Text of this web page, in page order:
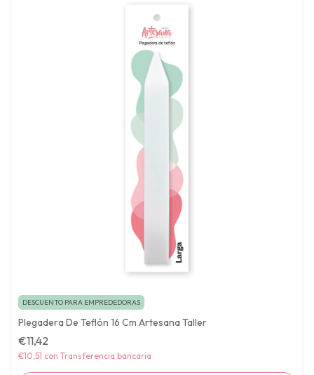
DESCUENTO PARA EMPREDEDORAS
Plegadera De Teflón 16 Cm Artesana Taller
€11,42
€10,51 con Transferencia bancaria